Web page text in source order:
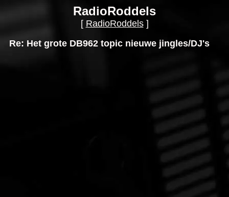
RadioRoddels
[ RadioRoddels]
Re: Het grote DB962 topic nieuwe jingles/DJ's